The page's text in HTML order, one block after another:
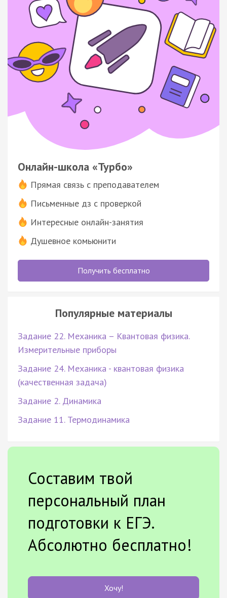
Онлайн-школа «Турбо»
Прямая связь с преподавателем
Письменные дз с проверкой
Интересные онлайн-занятия
Душевное комьюнити
Получить бесплатно
Популярные материалы
Задание 22. Механика – Квантовая физика.
Измерительные приборы
Задание 24. Механика - квантовая физика
(качественная задача)
Задание 2. Динамика
Задание 11. Термодинамика
Составим твой
персональный план
подготовки к ЕГЭ.
Абсолютно бесплатно!
Хочу!